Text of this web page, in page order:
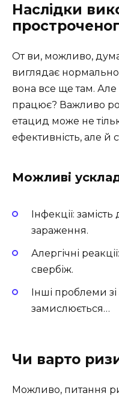
Наслідки
От ви, можливо,
виглядає
вона все ще там.
працює? Важливо
етацид може не
ефективність, але й
Можливі
Інфекції:
зараження.
Алергічні
свербіж.
Інші проблеми
замислюється…
Чи варто
Можливо, питання